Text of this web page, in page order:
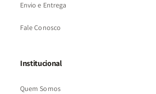
Envio e Entrega
Fale Conosco
Institucional
Quem Somos